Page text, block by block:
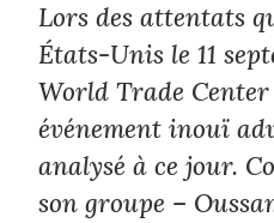
Lors des attentats
États-Unis le 11
World Trade
événement inouï
analysé à ce jour.
son groupe –